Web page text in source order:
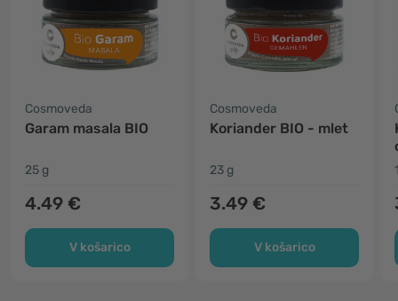
Cosmoveda
Garam masala BIO
25 g
4.49 €
V košarico
Cosmoveda
Koriander BIO - mlet
23 g
3.49 €
V košarico